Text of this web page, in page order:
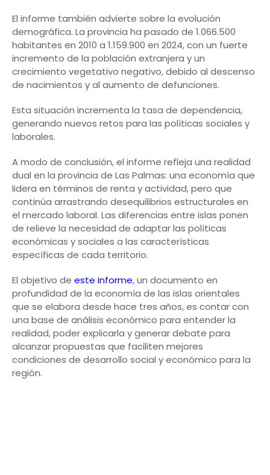
El informe también advierte sobre la evolución
demográfica. La provincia ha pasado de 1.066.500
habitantes en 2010 a 1.159.900 en 2024, con un fuerte
incremento de la población extranjera y un
crecimiento vegetativo negativo, debido al descenso
de nacimientos y al aumento de defunciones.
Esta situación incrementa la tasa de dependencia,
generando nuevos retos para las políticas sociales y
laborales.
A modo de conclusión, el informe refleja una realidad
dual en la provincia de Las Palmas: una economía que
lidera en términos de renta y actividad, pero que
continúa arrastrando desequilibrios estructurales en
el mercado laboral. Las diferencias entre islas ponen
de relieve la necesidad de adaptar las políticas
económicas y sociales a las características
específicas de cada territorio.
El objetivo de este informe, un documento en
profundidad de la economía de las islas orientales
que se elabora desde hace tres años, es contar con
una base de análisis económico para entender la
realidad, poder explicarla y generar debate para
alcanzar propuestas que faciliten mejores
condiciones de desarrollo social y económico para la
región.